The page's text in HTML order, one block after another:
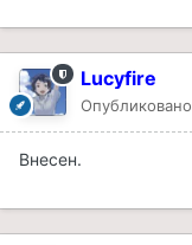
Lucyfire
Опубликовано
Внесен.